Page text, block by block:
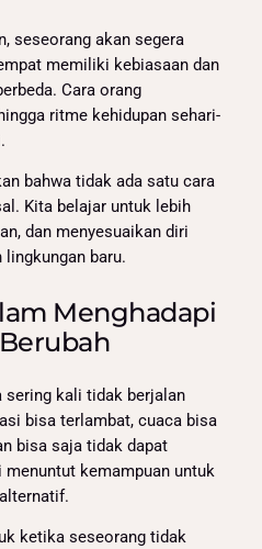
seseorang akan segera
memiliki kebiasaan dan
Cara orang
ritme kehidupan sehari-
bahwa tidak ada satu cara
Kita belajar untuk lebih
dan menyesuaikan diri
lingkungan baru.
Menghadapi
sering kali tidak berjalan
bisa terlambat, cuaca bisa
bisa saja tidak dapat
kemampuan untuk
ketika seseorang tidak